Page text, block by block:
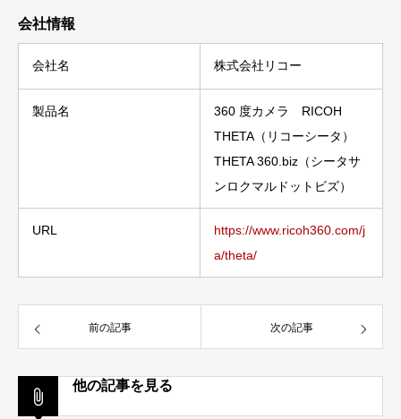
会社情報
会社名 株式会社リコー
製品名
360 度カメラ RICOH
THETA（リコーシータ）
THETA 360.biz（シータサ
ンロクマルドットビズ）
URL
https://www.ricoh360.com/j
a/theta/
前の記事 次の記事
他の記事を見る